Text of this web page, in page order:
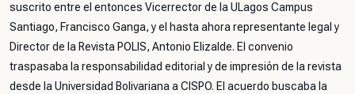
suscrito entre el entonces Vicerrector de la ULagos Campus
Santiago, Francisco Ganga, y el hasta ahora representante legal y
Director de la Revista POLIS, Antonio Elizalde. El convenio
traspasaba la responsabilidad editorial y de impresión de la revista
desde la Universidad Bolivariana a CISPO. El acuerdo buscaba la